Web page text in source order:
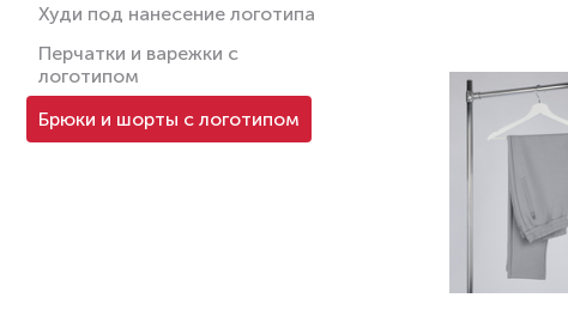
Худи под нанесение логотипа
Перчатки и варежки с
логотипом
Брюки и шорты с логотипом